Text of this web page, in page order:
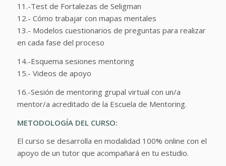
11.-Test de Fortalezas de Seligman
12.- Cómo trabajar con mapas mentales
13.- Modelos cuestionarios de preguntas para realizar
en cada fase del proceso
14.-Esquema sesiones mentoring
15.- Videos de apoyo
16.-Sesión de mentoring grupal virtual con un/a
mentor/a acreditado de la Escuela de Mentoring.
METODOLOGÍA DEL CURSO:
El curso se desarrolla en modalidad 100% online con el
apoyo de un tutor que acompañará en tu estudio.